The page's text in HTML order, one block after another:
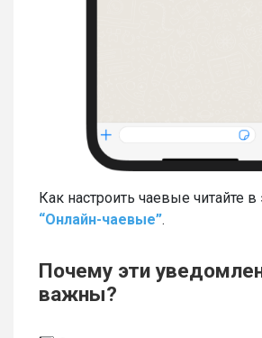
Как настроить чаевые читайте в
“Онлайн-чаевые”.
Почему эти
важны?